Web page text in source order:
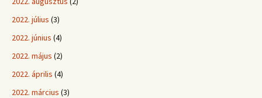
2022. július (3)
2022. június (4)
2022. május (2)
2022. április (4)
2022. március (3)